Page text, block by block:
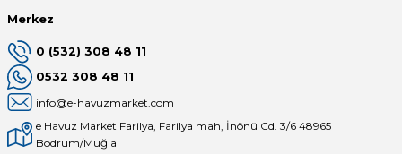
Merkez
0 (532) 308 48 11
0532 308 48 11
info@e-havuzmarket.com
e Havuz Market Farilya, Farilya mah, İnönü Cd. 3/6 48965
Bodrum/Muğla